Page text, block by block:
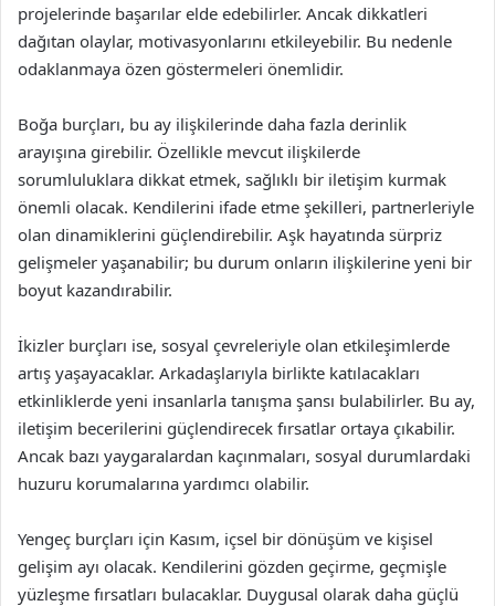
projelerinde başarılar elde edebilirler. Ancak dikkatleri
dağıtan olaylar, motivasyonlarını etkileyebilir. Bu nedenle
odaklanmaya özen göstermeleri önemlidir.
Boğa burçları, bu ay ilişkilerinde daha fazla derinlik
arayışına girebilir. Özellikle mevcut ilişkilerde
sorumluluklara dikkat etmek, sağlıklı bir iletişim kurmak
önemli olacak. Kendilerini ifade etme şekilleri, partnerleriyle
olan dinamiklerini güçlendirebilir. Aşk hayatında sürpriz
gelişmeler yaşanabilir; bu durum onların ilişkilerine yeni bir
boyut kazandırabilir.
İkizler burçları ise, sosyal çevreleriyle olan etkileşimlerde
artış yaşayacaklar. Arkadaşlarıyla birlikte katılacakları
etkinliklerde yeni insanlarla tanışma şansı bulabilirler. Bu ay,
iletişim becerilerini güçlendirecek fırsatlar ortaya çıkabilir.
Ancak bazı yaygaralardan kaçınmaları, sosyal durumlardaki
huzuru korumalarına yardımcı olabilir.
Yengeç burçları için Kasım, içsel bir dönüşüm ve kişisel
gelişim ayı olacak. Kendilerini gözden geçirme, geçmişle
yüzleşme fırsatları bulacaklar. Duygusal olarak daha güçlü